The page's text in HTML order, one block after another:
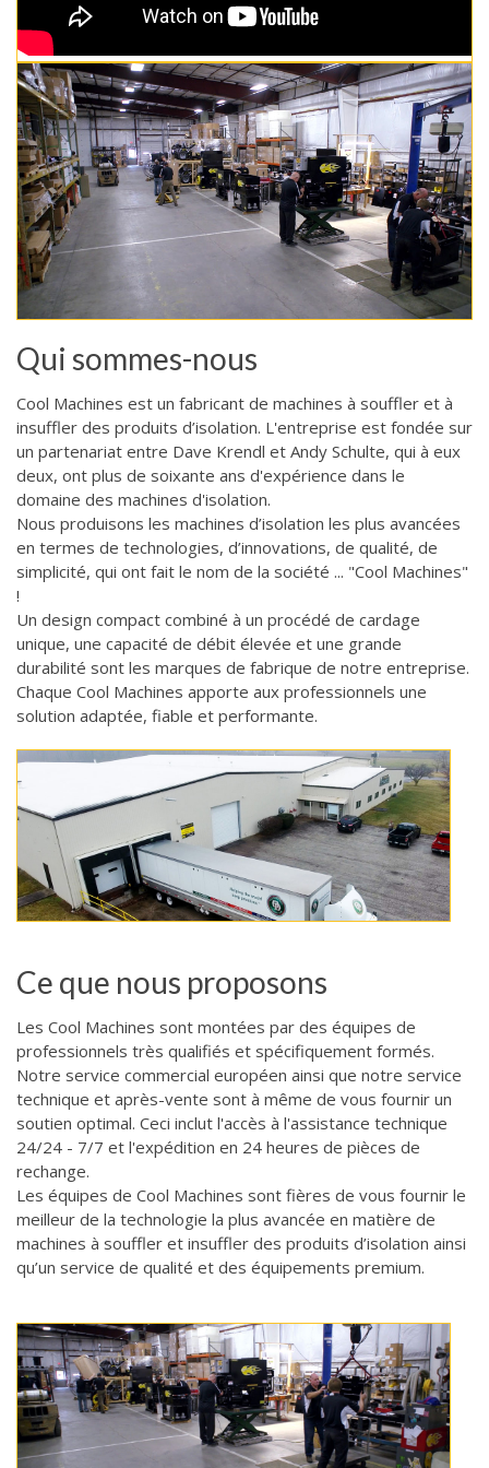
Qui sommes-nous
Cool Machines est un fabricant de machines à souffler et à
insuffler des produits d’isolation. L'entreprise est fondée sur
un partenariat entre Dave Krendl et Andy Schulte, qui à eux
deux, ont plus de soixante ans d'expérience dans le
domaine des machines d'isolation.
Nous produisons les machines d’isolation les plus avancées
en termes de technologies, d’innovations, de qualité, de
simplicité, qui ont fait le nom de la société ... "Cool Machines"
!
Un design compact combiné à un procédé de cardage
unique, une capacité de débit élevée et une grande
durabilité sont les marques de fabrique de notre entreprise.
Chaque Cool Machines apporte aux professionnels une
solution adaptée, fiable et performante.
Ce que nous proposons
Les Cool Machines sont montées par des équipes de
professionnels très qualifiés et spécifiquement formés.
Notre service commercial européen ainsi que notre service
technique et après-vente sont à même de vous fournir un
soutien optimal. Ceci inclut l'accès à l'assistance technique
24/24 - 7/7 et l'expédition en 24 heures de pièces de
rechange.
Les équipes de Cool Machines sont fières de vous fournir le
meilleur de la technologie la plus avancée en matière de
machines à souffler et insuffler des produits d’isolation ainsi
qu’un service de qualité et des équipements premium.